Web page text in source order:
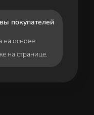
покупателей
основе
на странице.